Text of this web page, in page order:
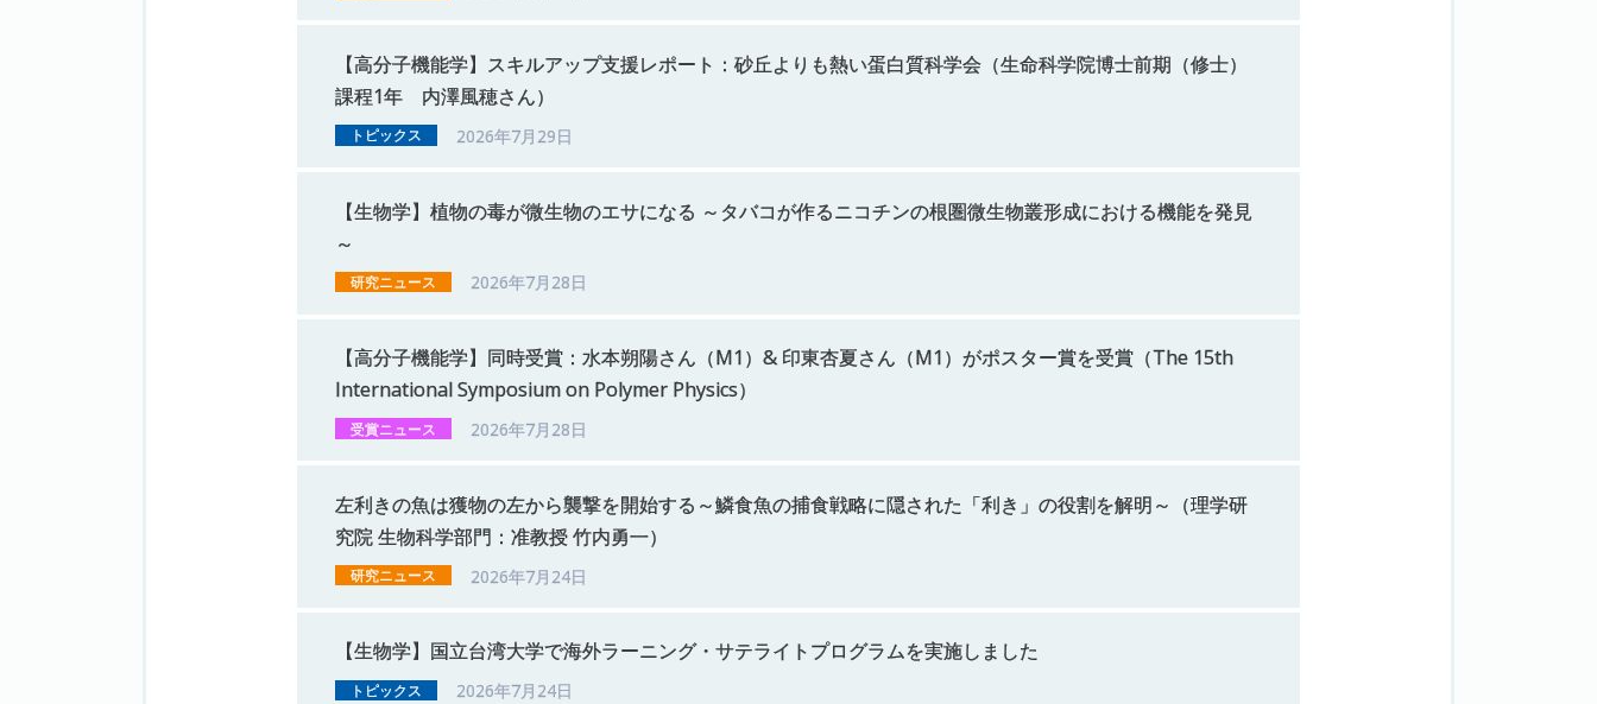
【高分子機能学】 スキルアップ支援レポート：砂丘よりも熱い蛋白質科学会 （生命科学院博士前期 （修士）
課程1年 内澤風穂さん）
トピックス 2026年7月29日
【生物学】植物の毒が微生物のエサになる ～タバコが作るニコチンの根圏微生物叢形成における機能を発見
～
研究ニュース 2026年7月28日
【高分子機能学】 同時受賞：水本朔陽さん （M1）& 印東杏夏さん （M1）がポスター賞を受賞 （The 15th
International Symposium on Polymer Physics）
受賞ニュース 2026年7月28日
左利きの魚は獲物の左から襲撃を開始する ～鱗食魚の捕食戦略に隠された 「利き」の役割を解明～ （理学研
究院生物科学部門：准教授竹内勇一）
研究ニュース 2026年7月24日
【生物学】 国立台湾大学で海外ラーニング・サテライトプログラムを実施しました
トピックス 2026年7月24日